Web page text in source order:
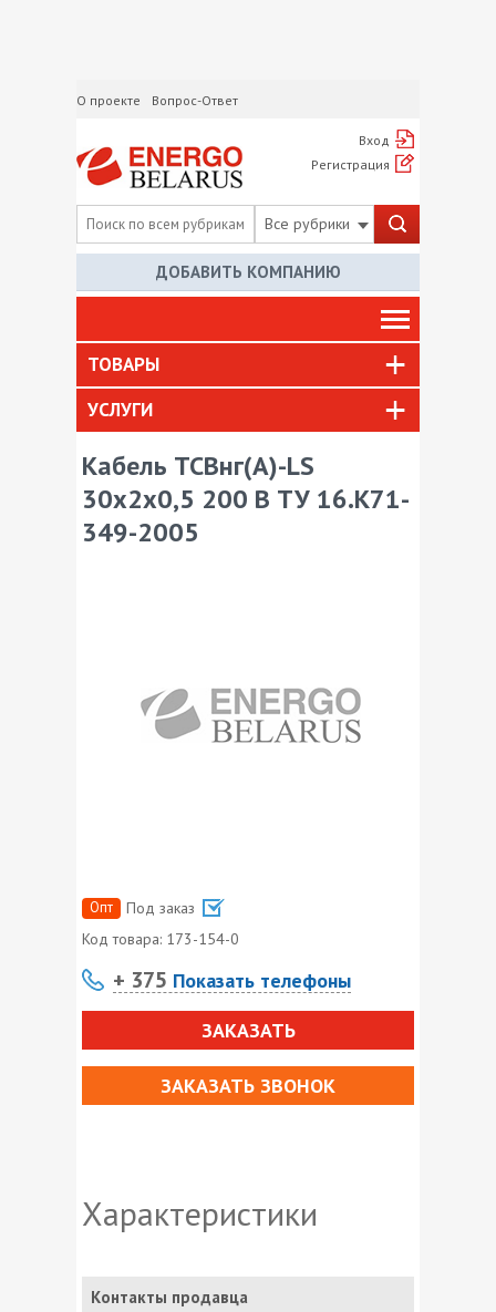
О проекте Вопрос-Ответ
Вход
Регистрация
Все рубрики
ДОБАВИТЬ КОМПАНИЮ
ТОВАРЫ
УСЛУГИ
Кабель ТСВнг(А)-LS
30х2х0,5 200 В ТУ 16.К71-
349-2005
Опт
Под заказ
Код товара: 173-154-0
+ 375 Показать телефоны
ЗАКАЗАТЬ
ЗАКАЗАТЬ ЗВОНОК
Характеристики
Контакты продавца